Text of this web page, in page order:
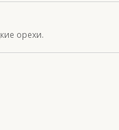
орехи.